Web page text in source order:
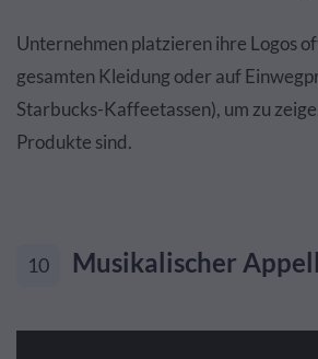
Unternehmen platzieren ihre Logos
gesamten Kleidung oder auf
Starbucks-Kaffeetassen), um zu
Produkte sind.
10 Musikalischer Appell